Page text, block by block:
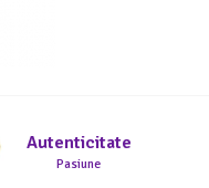
Autenticitate
Pasiune